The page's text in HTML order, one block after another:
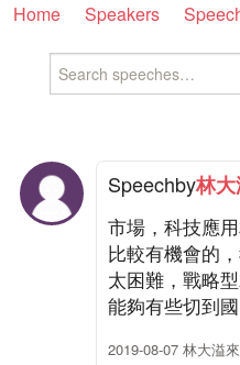
Home Speakers
Speechby林
市場，科技應
比較有機會的
太困難，戰略
能夠有些切到國
2019-08-07 林大溢